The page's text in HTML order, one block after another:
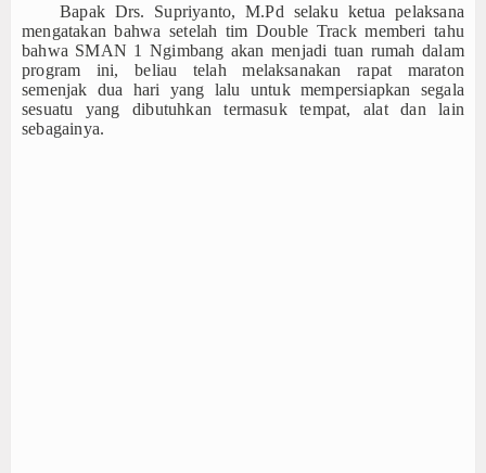
Bapak Drs. Supriyanto, M.Pd selaku ketua pelaksana
mengatakan bahwa setelah tim Double Track memberi tahu
bahwa SMAN 1 Ngimbang akan menjadi tuan rumah dalam
program ini, beliau telah melaksanakan rapat maraton
semenjak dua hari yang lalu untuk mempersiapkan segala
sesuatu yang dibutuhkan termasuk tempat, alat dan lain
sebagainya.